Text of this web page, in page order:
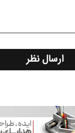
ارسال نظر